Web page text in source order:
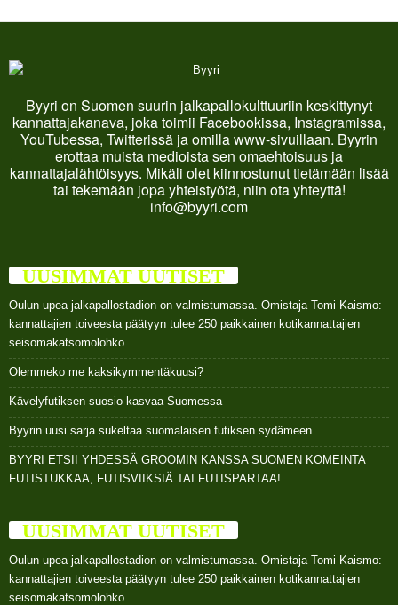
Byyri on Suomen suurin jalkapallokulttuuriin keskittynyt
kannattajakanava, joka toimii Facebookissa, Instagramissa,
YouTubessa, Twitterissä ja omilla www-sivuillaan. Byyrin
erottaa muista medioista sen omaehtoisuus ja
kannattajalähtöisyys. Mikäli olet kiinnostunut tietämään lisää
tai tekemään jopa yhteistyötä, niin ota yhteyttä!
info@byyri.com
UUSIMMAT UUTISET
Oulun upea jalkapallostadion on valmistumassa. Omistaja Tomi Kaismo:
kannattajien toiveesta päätyyn tulee 250 paikkainen kotikannattajien
seisomakatsomolohko
Olemmeko me kaksikymmentäkuusi?
Kävelyfutiksen suosio kasvaa Suomessa
Byyrin uusi sarja sukeltaa suomalaisen futiksen sydämeen
BYYRI ETSII YHDESSÄ GROOMIN KANSSA SUOMEN KOMEINTA
FUTISTUKKAA, FUTISVIIKSIÄ TAI FUTISPARTAA!
UUSIMMAT UUTISET
Oulun upea jalkapallostadion on valmistumassa. Omistaja Tomi Kaismo:
kannattajien toiveesta päätyyn tulee 250 paikkainen kotikannattajien
seisomakatsomolohko